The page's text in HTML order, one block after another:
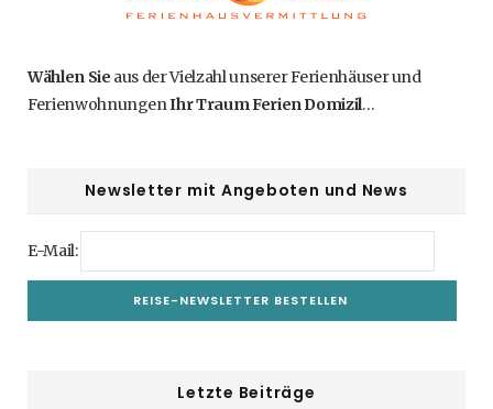
Wählen Sie aus der Vielzahl unserer Ferienhäuser und
FerienwohnungenIhr Traum Ferien Domizil…
Newsletter mit Angeboten und News
E-Mail:
Letzte Beiträge